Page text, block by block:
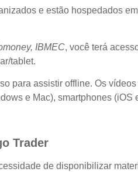
e estão hospedados
IBMEC, você terá
tablet.
para assistir offline. Os
e Mac), smartphones (iOS
Trader
de disponibilizar